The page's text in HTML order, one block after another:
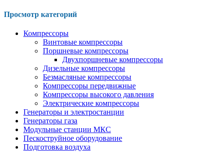
Просмотр категорий
Компрессоры
Винтовые компрессоры
Поршневые компрессоры
Двухпоршневые компрессоры
Дизельные компрессоры
Безмасляные компрессоры
Компрессоры передвижные
Компрессоры высокого давления
Электрические компрессоры
Генераторы и электростанции
Генераторы газа
Модульные станции МКС
Пескоструйное оборудование
Подготовка воздуха